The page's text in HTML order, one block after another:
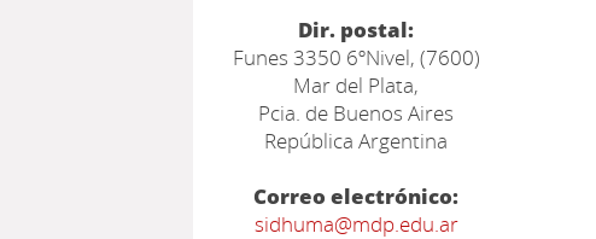
Dir. postal:
Funes 3350 6ºNivel, (7600)
Mar del Plata,
Pcia. de Buenos Aires
República Argentina
Correo electrónico:
sidhuma@mdp.edu.ar